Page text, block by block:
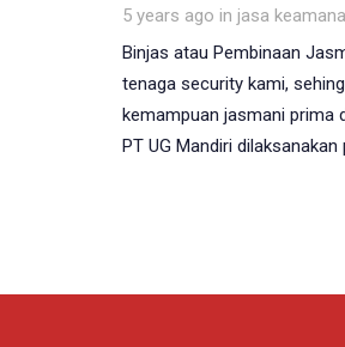
5 years ago in
Tags
jasa
Binjas atau Pembinaan
tenaga security kami,
kemampuan jasmani prima
PT UG Mandiri dilaksanakan